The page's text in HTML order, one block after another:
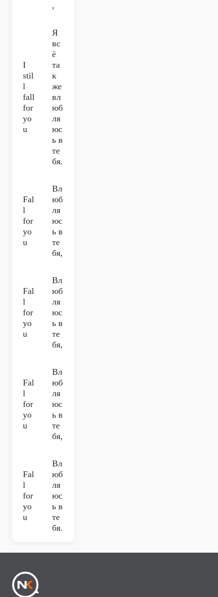
,
I
stil
l
fall
for
yo
u
Я
вс
ё
та
к
же
вл
юб
ля
юс
ь в
те
бя.
Fal
l
for
yo
u
Вл
юб
ля
юс
ь в
те
бя,
Fal
l
for
yo
u
Вл
юб
ля
юс
ь в
те
бя,
Fal
l
for
yo
u
Вл
юб
ля
юс
ь в
те
бя,
Fal
l
for
yo
u
Вл
юб
ля
юс
ь в
те
бя.